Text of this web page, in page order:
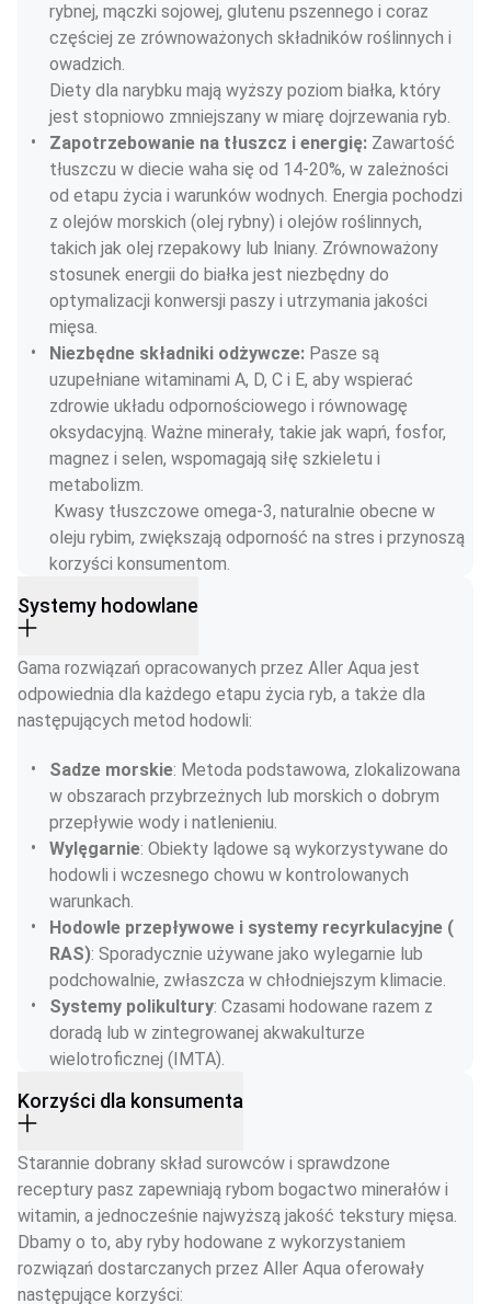
rybnej, mączki sojowej, glutenu pszennego i coraz
częściej ze zrównoważonych składników roślinnych i
owadzich.
Diety dla narybku mają wyższy poziom białka, który
jest stopniowo zmniejszany w miarę dojrzewania ryb.
Zapotrzebowanie na tłuszcz i energię: Zawartość
tłuszczu w diecie waha się od 14-20%, w zależności
od etapu życia i warunków wodnych. Energia pochodzi
z olejów morskich (olej rybny) i olejów roślinnych,
takich jak olej rzepakowy lub lniany. Zrównoważony
stosunek energii do białka jest niezbędny do
optymalizacji konwersji paszy i utrzymania jakości
mięsa.
Niezbędne składniki odżywcze: Pasze są
uzupełniane witaminami A, D, C i E, aby wspierać
zdrowie układu odpornościowego i równowagę
oksydacyjną. Ważne minerały, takie jak wapń, fosfor,
magnez i selen, wspomagają siłę szkieletu i
metabolizm.
oleju rybim, zwiększają odporność na stres i przynoszą
korzyści konsumentom.
Systemy hodowlane
Gama rozwiązań opracowanych przez Aller Aqua jest
odpowiednia dla każdego etapu życia ryb, a także dla
następujących metod hodowli:
Sadze morskie: Metoda podstawowa, zlokalizowana
w obszarach przybrzeżnych lub morskich o dobrym
przepływie wody i natlenieniu.
Wylęgarnie: Obiekty lądowe są wykorzystywane do
hodowli i wczesnego chowu w kontrolowanych
warunkach.
Hodowle przepływowe i systemy recyrkulacyjne (
RAS): Sporadycznie używane jako wylegarnie lub
podchowalnie, zwłaszcza w chłodniejszym klimacie.
Systemy polikultury: Czasami hodowane razem z
doradą lub w zintegrowanej akwakulturze
wielotroficznej (IMTA).
Korzyści dla konsumenta
Starannie dobrany skład surowców i sprawdzone
receptury pasz zapewniają rybom bogactwo minerałów i
witamin, a jednocześnie najwyższą jakość tekstury mięsa.
Dbamy o to, aby ryby hodowane z wykorzystaniem
rozwiązań dostarczanych przez Aller Aqua oferowały
następujące korzyści: